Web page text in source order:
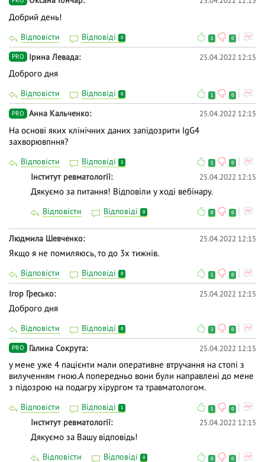
Добрий день!
Відповісти Відповіді 0 1 0
PRO Ірина Левада 25.04.2022 12:15
Доброго дня
Відповісти Відповіді 0 1 0
PRO Анна Кальченко 25.04.2022 12:15
На основі яких клінічних даних запідозрити ІgG4
захворювпння?
Відповісти Відповіді 1 1 0
Інститут ревматології 25.04.2022 12:15
Дякуємо за питання! Відповіли у ході вебінару.
Відповісти Відповіді 0 0 0
Людмила Шевченко 25.04.2022 12:15
Якщо я не помиляюсь, то до 3х тижнів.
Відповісти Відповіді 0 1 0
Ігор Гресько 25.04.2022 12:15
Доброго дня
Відповісти Відповіді 0 2 0
PRO Галина Сокрута 25.04.2022 12:15
у мене уже 4 пацієнти мали оперативне втручання на стопі з
вилученням гною.А попередньо вони були направлені до мене
з підозрою на подагру хірургом та травматологом.
Відповісти Відповіді 1 1 0
Інститут ревматології 25.04.2022 12:15
Дякуємо за Вашу відповідь!
Відповісти Відповіді 0 0 0